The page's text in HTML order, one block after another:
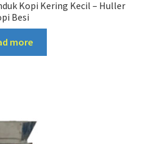
Kopi Kering Kecil – Huller
Besi
more